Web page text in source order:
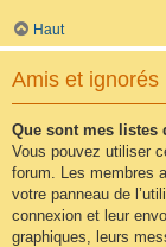
Haut
Amis et ignorés
Que sont mes listes
Vous pouvez utiliser
forum. Les membres
votre panneau de
connexion et leur
graphiques, leurs